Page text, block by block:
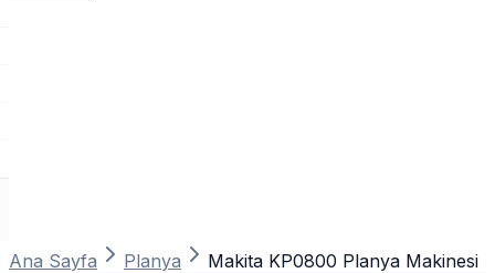
Ana Sayfa Planya Makita KP0800 Planya Makinesi